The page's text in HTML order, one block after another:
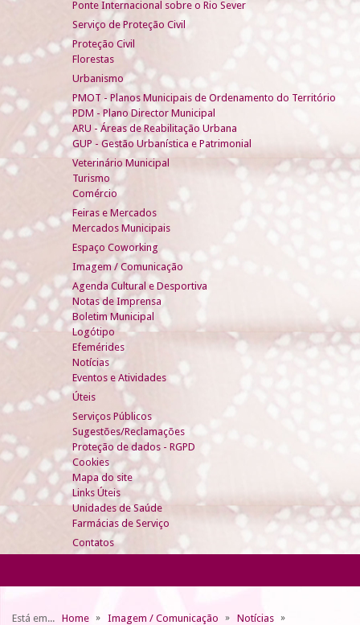
Ponte Internacional sobre o Rio Sever
Serviço de Proteção Civil
Proteção Civil
Florestas
Urbanismo
PMOT - Planos Municipais de Ordenamento do Território
PDM - Plano Director Municipal
ARU - Áreas de Reabilitação Urbana
GUP - Gestão Urbanística e Patrimonial
Veterinário Municipal
Turismo
Comércio
Feiras e Mercados
Mercados Municipais
Espaço Coworking
Imagem / Comunicação
Agenda Cultural e Desportiva
Notas de Imprensa
Boletim Municipal
Logótipo
Efemérides
Notícias
Eventos e Atividades
Úteis
Serviços Públicos
Sugestões/Reclamações
Proteção de dados - RGPD
Cookies
Mapa do site
Links Úteis
Unidades de Saúde
Farmácias de Serviço
Contatos
Está em... Home Imagem / Comunicação
Notícias